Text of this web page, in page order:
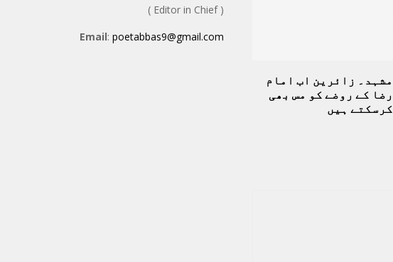
مشہد۔ زائرین اب امام
رضا کے روضے کو مس بھی
کرسکتے ہیں
( Editor in Chief )
Email: poetabbas9@gmail.com